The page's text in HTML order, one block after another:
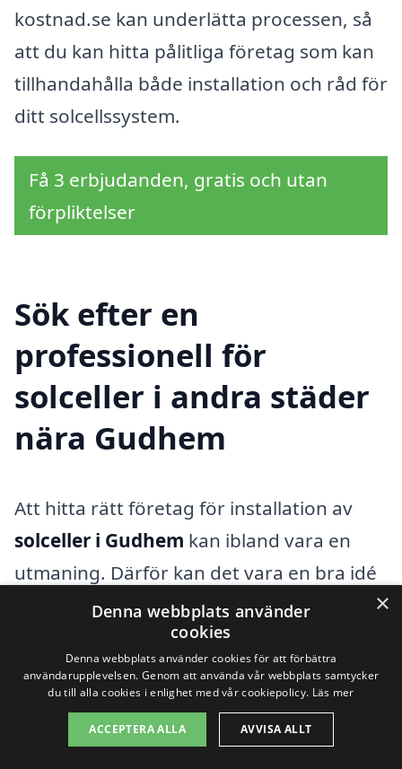
kostnad.se kan underlätta processen, så
att du kan hitta pålitliga företag som kan
tillhandahålla både installation och råd för
ditt solcellssystem.
Få 3 erbjudanden, gratis och utan
förpliktelser
Sök efter en
professionell för
solceller i andra städer
nära Gudhem
Att hitta rätt företag för installation av
solceller i Gudhem kan ibland vara en
utmaning. Därför kan det vara en bra idé
att även titta på alternativa städer i
närheten där du kan hitta professionella
och pålitliga leverantörer som
specialiserar sig på solenergi. Genom att
bredda din sökning kan du öka dina
×
Denna webbplats använder
cookies
Denna webbplats använder cookies för att förbättra
användarupplevelsen. Genom att använda vår webbplats samtycker
du till alla cookies i enlighet med vår cookiepolicy. Läs mer
ACCEPTERA ALLA AVVISA ALLT